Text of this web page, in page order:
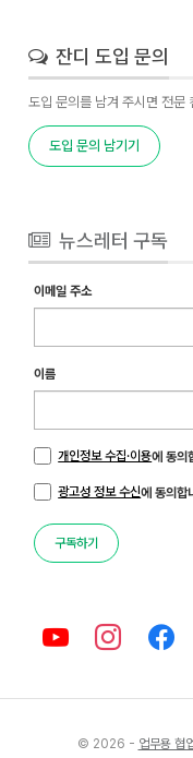
잔디 도입 문의
도입 문의를 남겨 주시면 전문
도입 문의 남기기
뉴스레터 구독
이메일 주소
이름
개인정보 수집·이용에 동의
광고성 정보 수신에 동의합
구독하기
© 2026 - 업무용 협